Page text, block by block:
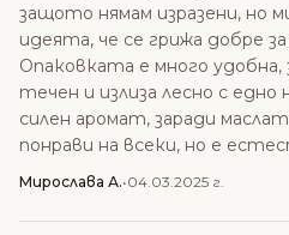
защото нямам изразени, но
идеята, че се грижа добре
Опаковката е много
течен и излиза лесно с едно
силен аромат, заради
понрави на всеки, но е
Мирослава А.•04.03.2025 г.